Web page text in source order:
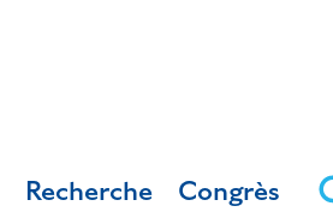
Recherche Congrès